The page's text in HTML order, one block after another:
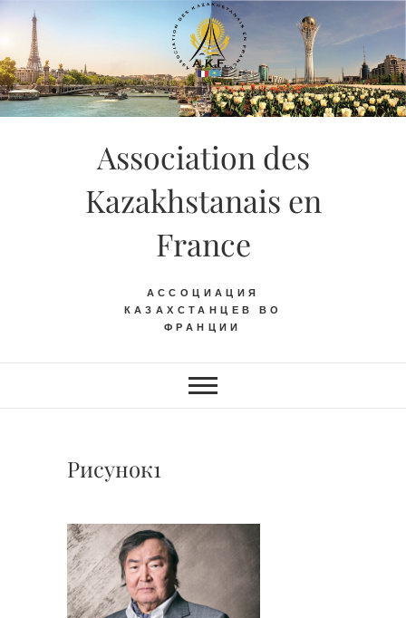
Skip
content
Association des
Kazakhstanais en
France
АССОЦИАЦИЯ
КАЗАХСТАНЦЕВ ВО
ФРАНЦИИ
Рисунок1